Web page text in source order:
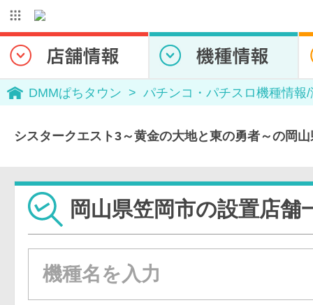
DMMぱちタウン パチンコ・パチスロ機種情報
シスタークエスト3～黄金の大地と東の勇者～の岡
岡山県笠岡市の設置店舗